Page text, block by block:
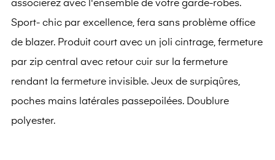
associerez avec l'ensemble de votre garde-robes.
Sport- chic par excellence, fera sans problème office
de blazer. Produit court avec un joli cintrage, fermeture
par zip central avec retour cuir sur la fermeture
rendant la fermeture invisible. Jeux de surpiqûres,
poches mains latérales passepoilées. Doublure
polyester.